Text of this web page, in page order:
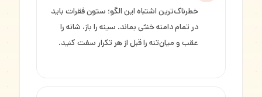
خطرناک‌ترین اشتباه این الگو؛ ستون فقرات باید
در تمام دامنه خنثی بماند. سینه را باز، شانه را
عقب و میان‌تنه را قبل از هر تکرار سفت کنید.